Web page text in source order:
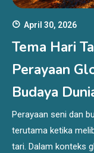
April 30, 2026
Tema Hari
Perayaan
Budaya
Perayaan seni dan
terutama ketika
tari. Dalam konteks